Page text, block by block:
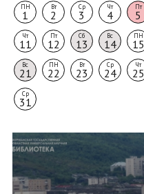
ПН
1
Вт
2
Ср
3
Чт
4
Пт
5
Чт
11
Пт
12
Сб
13
Вс
14
ПН
15
Вс
21
ПН
22
Вт
23
Ср
24
Чт
25
Ср
31